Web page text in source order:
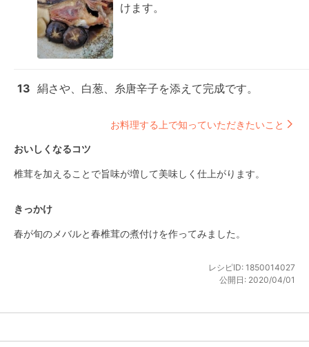
けます。
13 絹さや、白葱、糸唐辛子を添えて完成です。
お料理する上で知っていただきたいこと
おいしくなるコツ
椎茸を加えることで旨味が増して美味しく仕上がります。
きっかけ
春が旬のメバルと春椎茸の煮付けを作ってみました。
レシピID: 1850014027
公開日: 2020/04/01